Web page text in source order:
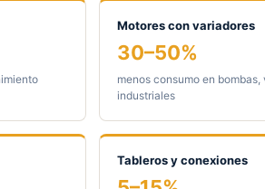
Motores con variadores
30–50%
menos consumo en
industriales
Tableros y conexiones